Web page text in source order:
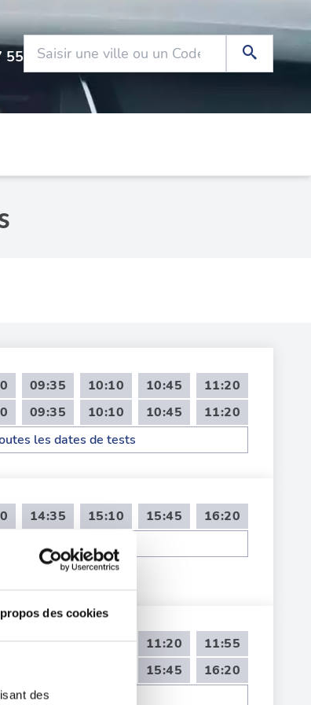
des cookies
des
55
09:35 10:10 10:45 11:20
09:35 10:10 10:45
11:20
les dates de tests
14:35 15:10 15:45
16:20
les dates de tests
10:10 10:45 11:20 11:55
15:45
16:20
les dates de tests